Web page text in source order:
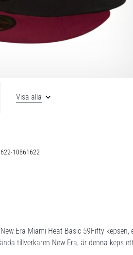
Visa alla
10861622
Era Miami Heat Basic 59Fifty-
tillverkaren New Era, är denna keps